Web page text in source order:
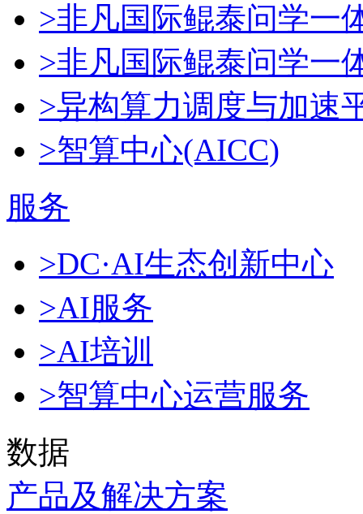
>非凡国际鲲泰问学一
>非凡国际鲲泰问学一
>异构算力调度与加速
>智算中心(AICC)
服务
>DC·AI生态创新中心
>AI服务
>AI培训
>智算中心运营服务
数据
产品及解决方案